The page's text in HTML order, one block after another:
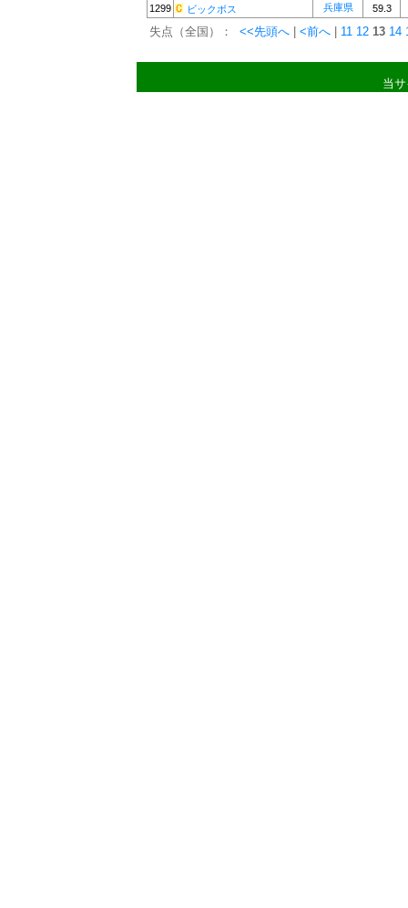
1299 ビックボス 兵庫県 59.3
失点（全国）： <<先頭へ <前へ 11 12 13 14
当